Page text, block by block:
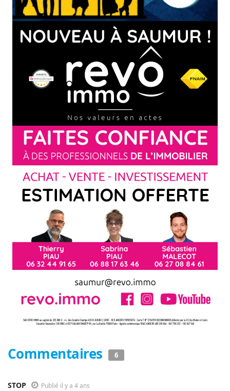
Commentaires 6
STOP Publié il y a 4 ans